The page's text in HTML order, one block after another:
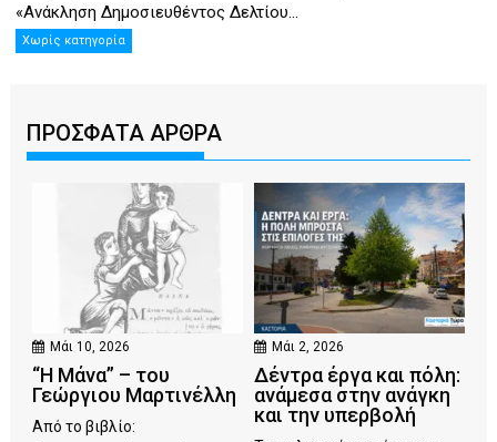
«Ανάκληση Δημοσιευθέντος Δελτίου...
Χωρίς κατηγορία
ΠΡΟΣΦΑΤΑ ΑΡΘΡΑ
Μάι 10, 2026
“Η Μάνα” – του
Γεώργιου Μαρτινέλλη
Από το βιβλίο:
Μάι 2, 2026
Δέντρα έργα και πόλη:
ανάμεσα στην ανάγκη
και την υπερβολή